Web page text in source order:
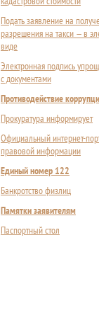
Подать заявление на
разрешения на такси — в
виде
Электронная подпись
с документами
Противодействие
Прокуратура информирует
Официальный интернет-
правовой информации
Единый номер 122
Банкротство физлиц
Памятки заявителям
Паспортный стол